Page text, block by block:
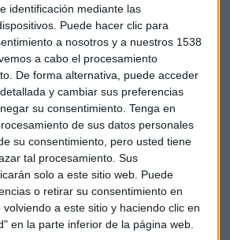
identificación mediante las
Puede hacer clic para
a nosotros y a nuestros 1538
a cabo el procesamiento
De forma alternativa, puede acceder
y cambiar sus preferencias
su consentimiento. Tenga en
de sus datos personales
su consentimiento, pero usted tiene
tal procesamiento. Sus
solo a este sitio web. Puede
o retirar su consentimiento en
a este sitio y haciendo clic en
en la parte inferior de la página web.
han crecido las alarmas entre los
volvemos a hacer esta
nos podemos gastar estos 3,30 € sin
una suscripción a alguna
como Netflix, o plataformas de música
o bien los cafés que te puedas tomar
los impuestos del Gobierno, es el
aplicado a los cines, el cual bajó del
de este verano pasado. Tras la bajada
bajado las entradas, pero no fue así,